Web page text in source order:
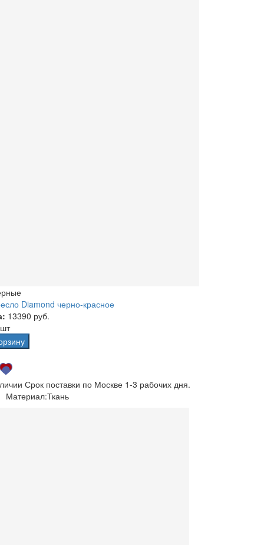
Diamond черно-красное
13390 руб.
Срок поставки по Москве 1-3 рабочих дня.
Материал:Ткань